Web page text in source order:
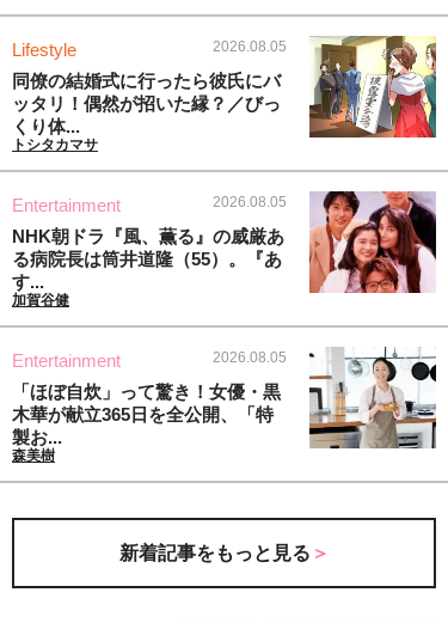
Lifestyle 2026.08.05
同僚の結婚式に行ったら彼氏にバ
ッタリ！偶然が招いた縁？／びっ
くり体...
トシタカマサ
Entertainment 2026.08.05
NHK朝ドラ『風、薫る』の威厳あ
る病院長は筒井道隆（55）。『あ
す...
加賀谷健
Entertainment 2026.08.05
「ほぼ自炊」って驚き！女優・黒
木華が献立365日を全公開、「特
製お...
森美樹
新着記事をもっと見る